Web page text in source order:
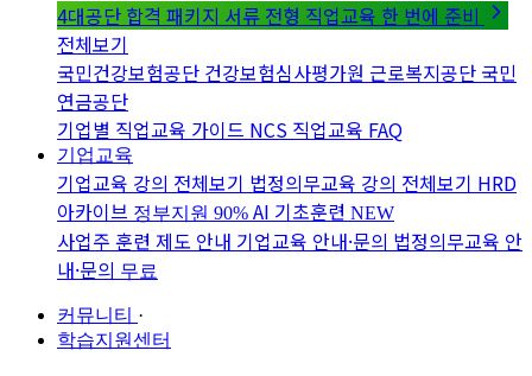
4대공단 합격 패키지 서류 전형 직업교육 한 번에 준비
전체보기
국민건강보험공단 건강보험심사평가원 근로복지공단 국민
연금공단
기업별 직업교육 가이드 NCS 직업교육 FAQ
기업교육
기업교육 강의 전체보기 법정의무교육 강의 전체보기 HRD
아카이브 정부지원 90% AI 기초훈련 NEW
사업주 훈련 제도 안내 기업교육 안내·문의 법정의무교육 안
내·문의 무료
커뮤니티 ·
학습지원센터